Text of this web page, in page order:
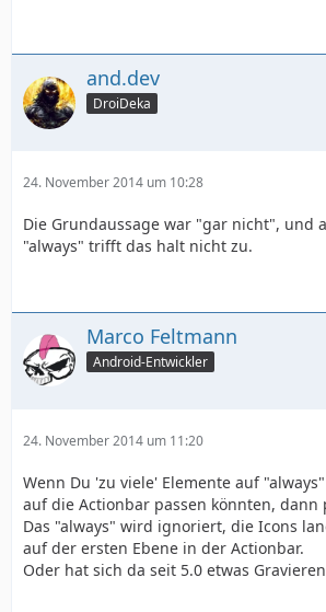
and.dev
DroiDeka
24. November 2014 um 10:28
Die Grundaussage war "gar nicht", und
"always" trifft das halt nicht zu.
Marco Feltmann
Android-Entwickler
24. November 2014 um 11:20
Wenn Du 'zu viele' Elemente auf
auf die Actionbar passen könnten, dann
Das "always" wird ignoriert, die Icons
auf der ersten Ebene in der Actionbar.
Oder hat sich da seit 5.0 etwas